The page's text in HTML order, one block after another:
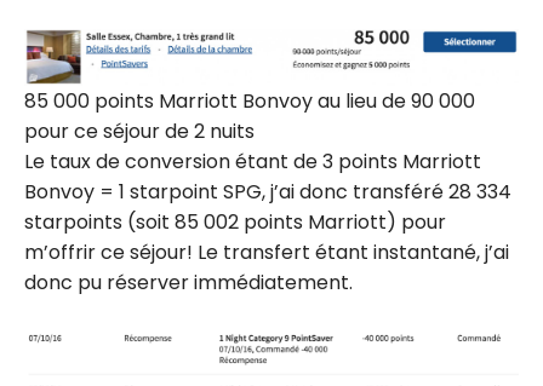
85 000 points Marriott Bonvoy au lieu de 90 000
pour ce séjour de 2 nuits
Le taux de conversion étant de 3 points Marriott
Bonvoy = 1 starpoint SPG, j’ai donc transféré 28 334
starpoints (soit 85 002 points Marriott) pour
m’offrir ce séjour! Le transfert étant instantané, j’ai
donc pu réserver immédiatement.